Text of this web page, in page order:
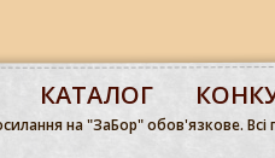
КАТАЛОГ
на "ЗаБор" обов'язкове.